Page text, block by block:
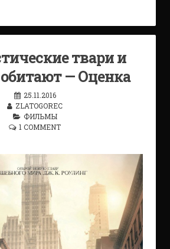
твари и
— Оценка
25.11.2016
ZLATOGOREC
ФИЛЬМЫ
1 COMMENT